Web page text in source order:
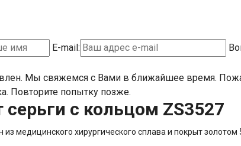
E-mail:
Мы свяжемся с Вами в ближайшее время.
Повторите попытку позже.
с кольцом ZS3527
из медицинского хирургического сплава и покрыт